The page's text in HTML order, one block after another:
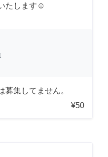
たします☺️
募集してません。
¥50